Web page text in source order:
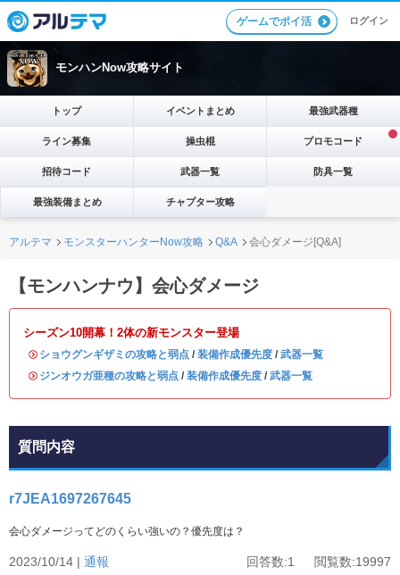
ゲームでポイ活 ログイン
モンハンNow攻略サイト
トップ イベントまとめ 最強武器種
ライン募集 操虫棍 プロモコード
招待コード 武器一覧 防具一覧
最強装備まとめ チャプター攻略
アルテマ モンスターハンターNow攻略 Q&A 会心ダメージ[Q&A]
【モンハンナウ】会心ダメージ
シーズン10開幕！2体の新モンスター登場
・ ショウグンギザミの攻略と弱点 / 装備作成優先度 / 武器一覧
・ ジンオウガ亜種の攻略と弱点 / 装備作成優先度 / 武器一覧
質問内容
r7JEA1697267645
会心ダメージってどのくらい強いの？優先度は？
2023/10/14 | 通報 回答数:1 閲覧数:19997